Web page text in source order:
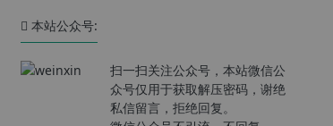
本站公众号:
扫一扫关注公众号，本站微信公
众号仅用于获取解压密码，谢绝
私信留言，拒绝回复。